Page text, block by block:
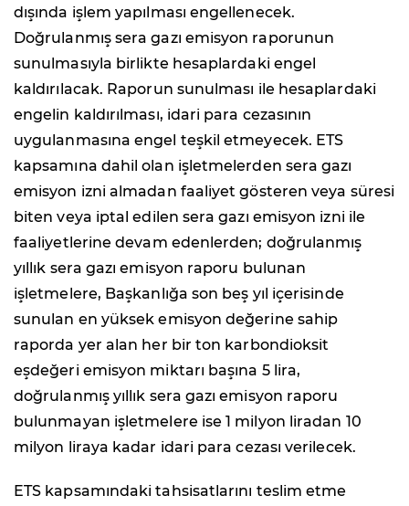
dışında işlem yapılması engellenecek.
Doğrulanmış sera gazı emisyon raporunun
sunulmasıyla birlikte hesaplardaki engel
kaldırılacak. Raporun sunulması ile hesaplardaki
engelin kaldırılması, idari para cezasının
uygulanmasına engel teşkil etmeyecek. ETS
kapsamına dahil olan işletmelerden sera gazı
emisyon izni almadan faaliyet gösteren veya süresi
biten veya iptal edilen sera gazı emisyon izni ile
faaliyetlerine devam edenlerden; doğrulanmış
yıllık sera gazı emisyon raporu bulunan
işletmelere, Başkanlığa son beş yıl içerisinde
sunulan en yüksek emisyon değerine sahip
raporda yer alan her bir ton karbondioksit
eşdeğeri emisyon miktarı başına 5 lira,
doğrulanmış yıllık sera gazı emisyon raporu
bulunmayan işletmelere ise 1 milyon liradan 10
milyon liraya kadar idari para cezası verilecek.
ETS kapsamındaki tahsisatlarını teslim etme